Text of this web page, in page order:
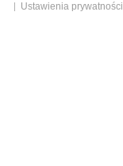
Ustawienia prywatności